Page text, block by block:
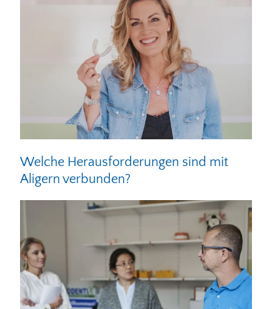
Welche Herausforderungen sind mit
Aligern verbunden?